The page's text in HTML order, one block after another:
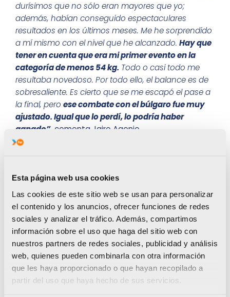
Esta página web usa cookies
Las cookies de este sitio web se usan para personalizar
el contenido y los anuncios, ofrecer funciones de redes
sociales y analizar el tráfico. Además, compartimos
información sobre el uso que haga del sitio web con
nuestros partners de redes sociales, publicidad y análisis
web, quienes pueden combinarla con otra información
que les haya proporcionado o que hayan recopilado a
partir del uso que haya hecho de sus servicios.
durísimos que no sólo eran mayores que yo;
además, habían conseguido espectaculares
resultados en los últimos meses. Me he sorprendido
a mí mismo con el nivel que he alcanzado. Hay que
tener en cuenta que era mi primer evento en la
categoría de menos 54 kg. Todo o casi todo me
resultaba novedoso. Por todo ello, el balance es de
sobresaliente. Es cierto que se me escapó el pase a
la final, pero ese combate con el búlgaro fue muy
ajustado. Igual que lo perdí, lo podría haber
ganado”, comenta Jairo Agenjo.
Con este reciente éxito,
disputado ocho competiciones y ha ascendido
al podio en todas ellas.Suma tres oros, dos
platas y tres bronces. Un espectacular balance que
todavía puede enriquecerse. El fin de semana del 6
al 8 de diciembre, disputará en La Nucía
elCampeonato de España por clubes. Y a la
semana siguiente, afrontará el Grand Prix final junior
en Rumanía. Es decir,el deportista FER está en
condiciones de conseguir un 10 de 10.10 podios